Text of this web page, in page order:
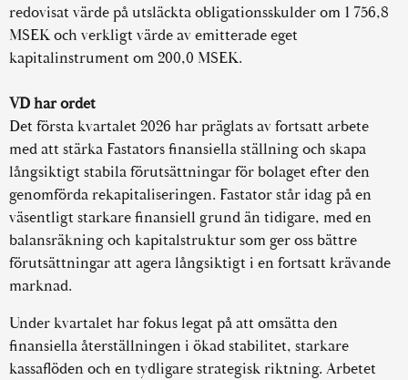
redovisat värde på utsläckta obligationsskulder om 1 756,8
MSEK och verkligt värde av emitterade eget
kapitalinstrument om 200,0 MSEK.
VD har ordet
Det första kvartalet 2026 har präglats av fortsatt arbete
med att stärka Fastators finansiella ställning och skapa
långsiktigt stabila förutsättningar för bolaget efter den
genomförda rekapitaliseringen. Fastator står idag på en
väsentligt starkare finansiell grund än tidigare, med en
balansräkning och kapitalstruktur som ger oss bättre
förutsättningar att agera långsiktigt i en fortsatt krävande
marknad.
Under kvartalet har fokus legat på att omsätta den
finansiella återställningen i ökad stabilitet, starkare
kassaflöden och en tydligare strategisk riktning. Arbetet